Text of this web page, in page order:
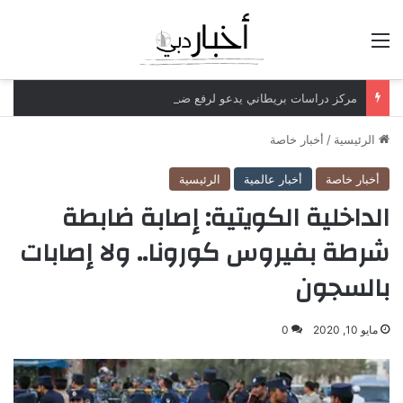
القائمة
مركز دراسات بريطاني يدعو لرفع ضريبة الدخل إلى 52%
الرئيسية / أخبار خاصة
أخبار خاصة أخبار عالمية الرئيسية
الداخلية الكويتية: إصابة ضابطة
شرطة بفيروس كورونا.. ولا إصابات
بالسجون
مايو 10, 2020 0